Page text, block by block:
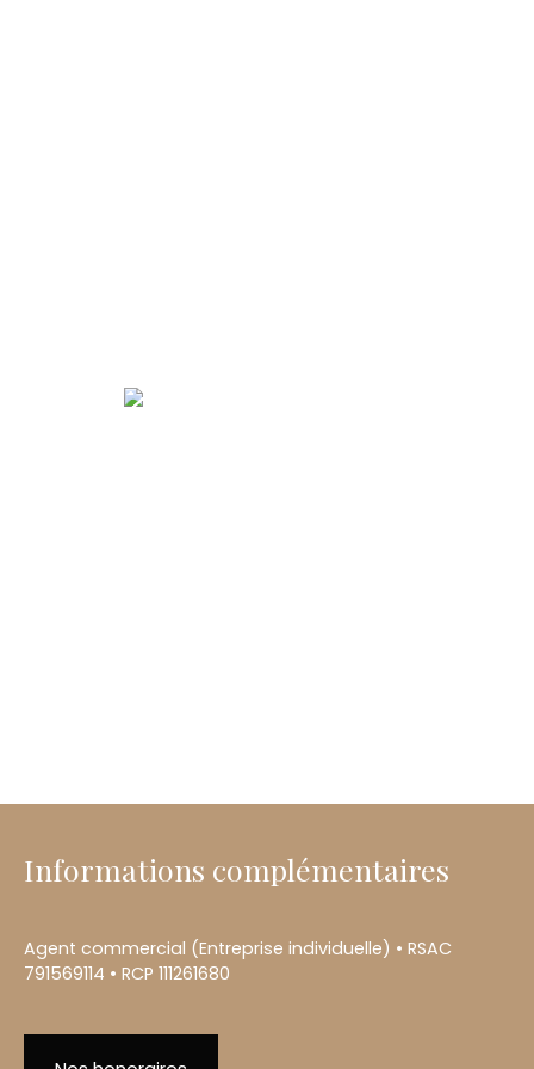
Informations complémentaires
Agent commercial (Entreprise individuelle) • RSAC
791569114 • RCP 111261680